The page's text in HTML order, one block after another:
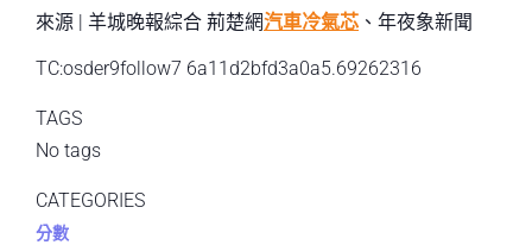
來源 | 羊城晚報綜合 荊楚網汽車冷氣芯 、年夜象新聞
TC:osder9follow7 6a11d2bfd3a0a5.69262316
TAGS
No tags
CATEGORIES
分數